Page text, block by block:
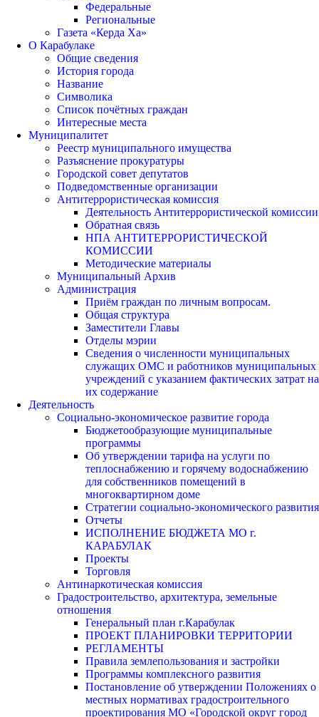
Федеральные
Региональные
Газета «Керда Ха»
О Карабулаке
Общие сведения
История города
Название
Символика
Список почётных граждан
Интересные места
Муниципалитет
Реестр муниципального имущества
Разъяснение прокуратуры
Городской совет депутатов
Подведомственные организации
Антитеррористическая комиссия
Деятельность Антитеррористической комиссии
Обратная связь
НПА АНТИТЕРРОРИСТИЧЕСКОЙ
КОМИССИИ
Методические материалы
Муниципальный Архив
Администрация
Приём граждан по личным вопросам.
Общая структура
Заместители Главы
Отделы мэрии
Сведения о численности муниципальных
служащих ОМС и работников муниципальных
учреждений с указанием фактических затрат на
их содержание
Деятельность
Социально-экономическое развитие города
Бюджетообразующие муниципальные
программы
Об утверждении тарифа на услуги по
теплоснабжению и горячему водоснабжению
для собственников помещений в
многоквартирном доме
Стратегии социально-экономического развития
Отчеты
ИСПОЛНЕНИЕ БЮДЖЕТА МО г.
КАРАБУЛАК
Проекты
Торговля
Антинаркотическая комиссия
Градостроительство, архитектура, земельные
отношения
Генеральный план г.Карабулак
ПРОЕКТ ПЛАНИРОВКИ ТЕРРИТОРИИ
РЕГЛАМЕНТЫ
Правила землепользования и застройки
Программы комплексного развития
Постановление об утверждении Положениях о
местных нормативах градостроительного
проектирования МО «Городской округ город